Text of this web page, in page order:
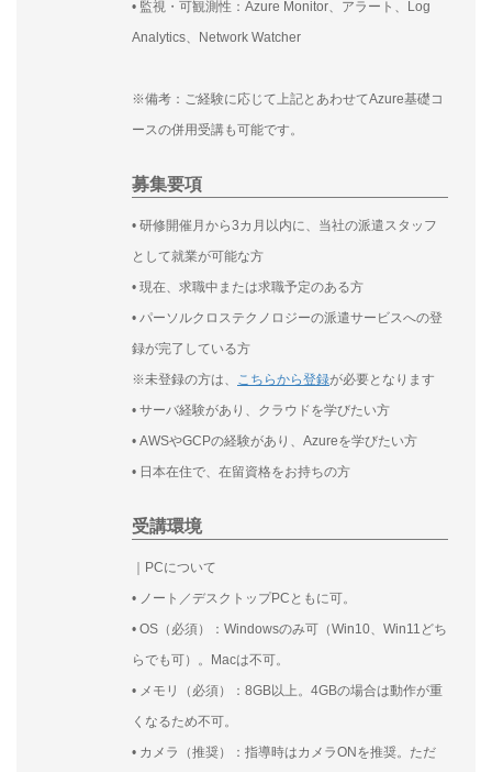
• 監視・可観測性：Azure Monitor、アラート、Log
Analytics、Network Watcher
※備考：ご経験に応じて上記とあわせてAzure基礎コ
ースの併用受講も可能です。
募集要項
• 研修開催月から3カ月以内に、当社の派遣スタッフ
として就業が可能な方
• 現在、求職中または求職予定のある方
• パーソルクロステクノロジーの派遣サービスへの登
録が完了している方
※未登録の方は、 こちらから登録が必要となります
• サーバ経験があり、クラウドを学びたい方
• AWSやGCPの経験があり、Azureを学びたい方
• 日本在住で、在留資格をお持ちの方
受講環境
｜PCについて
• ノート／デスクトップPCともに可。
• OS（必須）：Windowsのみ可（Win10、Win11どち
らでも可）。Macは不可。
• メモリ（必須）：8GB以上。4GBの場合は動作が重
くなるため不可。
• カメラ（推奨）：指導時はカメラONを推奨。ただ